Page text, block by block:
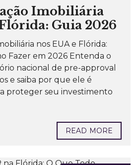
Imobiliária
Guia 2026
nos EUA e Flórida:
Fazer em 2026 Entenda o
nacional de pre-approval
e saiba por que ele é
proteger seu investimento
READ MORE